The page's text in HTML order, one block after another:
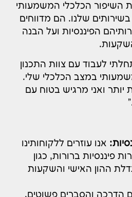
השיפור הכלכלי המשמעותי
שלנו. הם מדווחים
הפיננסיות ועל הבנה
לעבוד עם צוות התכנון
במצב הכלכלי שלי.
ואני מרגיש בטוח עם
אנו עוזרים ללקוחותינו
פיננסיות ברורות, כגון
ההון האישי והשקעות
הדרכה והסברים פשוטים,